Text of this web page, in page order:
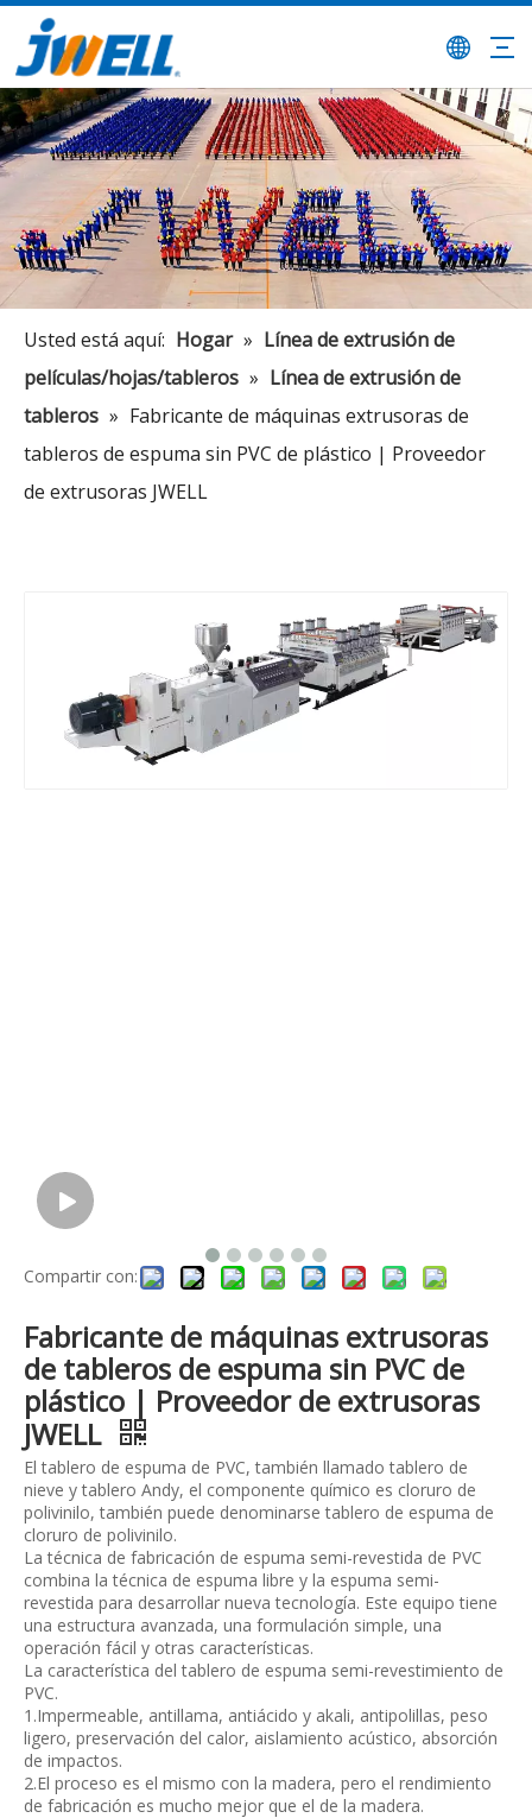
Usted está aquí: Hogar » Línea de extrusión de
películas/hojas/tableros » Línea de extrusión de
tableros » Fabricante de máquinas extrusoras de
tableros de espuma sin PVC de plástico | Proveedor
de extrusoras JWELL
Compartir con:
Fabricante de máquinas extrusoras
de tableros de espuma sin PVC de
plástico | Proveedor de extrusoras
JWELL
El tablero de espuma de PVC, también llamado tablero de
nieve y tablero Andy, el componente químico es cloruro de
polivinilo, también puede denominarse tablero de espuma de
cloruro de polivinilo.
La técnica de fabricación de espuma semi-revestida de PVC
combina la técnica de espuma libre y la espuma semi-
revestida para desarrollar nueva tecnología. Este equipo tiene
una estructura avanzada, una formulación simple, una
operación fácil y otras características.
La característica del tablero de espuma semi-revestimiento de
PVC.
1.Impermeable, antillama, antiácido y akali, antipolillas, peso
ligero, preservación del calor, aislamiento acústico, absorción
de impactos.
2.El proceso es el mismo con la madera, pero el rendimiento
de fabricación es mucho mejor que el de la madera.